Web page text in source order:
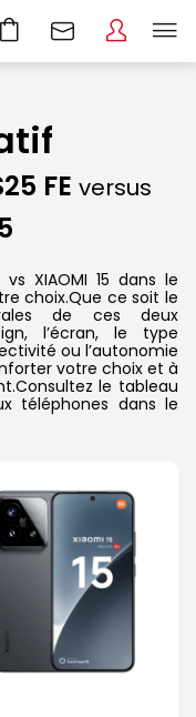
FE versus
vs XIAOMI 15 dans le
choix.Que ce soit le
de ces deux
l’écran, le type
ou l’autonomie
votre choix et à
le tableau
téléphones dans le